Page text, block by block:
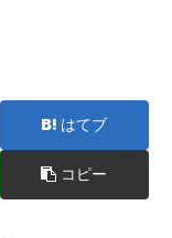
はてブ
コピー